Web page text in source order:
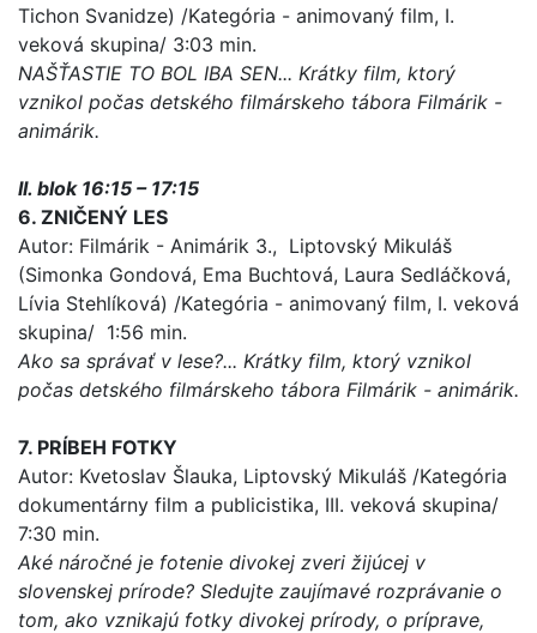
Tichon Svanidze) /Kategória - animovaný film, I.
veková skupina/ 3:03 min.
NAŠŤASTIE TO BOL IBA SEN... Krátky film, ktorý
vznikol počas detského filmárskeho tábora Filmárik -
animárik.
II. blok 16:15 – 17:15
6. ZNIČENÝ LES
Autor: Filmárik - Animárik 3., Liptovský Mikuláš
(Simonka Gondová, Ema Buchtová, Laura Sedláčková,
Lívia Stehlíková) /Kategória - animovaný film, I. veková
skupina/ 1:56 min.
Ako sa správať v lese?... Krátky film, ktorý vznikol
počas detského filmárskeho tábora Filmárik - animárik.
7. PRÍBEH FOTKY
Autor: Kvetoslav Šlauka, Liptovský Mikuláš /Kategória
dokumentárny film a publicistika, III. veková skupina/
7:30 min.
Aké náročné je fotenie divokej zveri žijúcej v
slovenskej prírode? Sledujte zaujímavé rozprávanie o
tom, ako vznikajú fotky divokej prírody, o príprave,